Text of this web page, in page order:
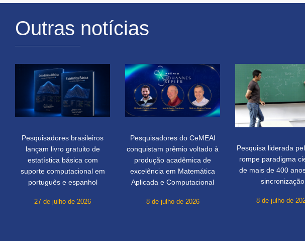
Outras notícias
Pesquisadores brasileiros
lançam livro gratuito de
estatística básica com
suporte computacional em
português e espanhol
27 de julho de 2026
Pesquisadores do CeMEAI
conquistam prêmio voltado à
produção acadêmica de
excelência em Matemática
Aplicada e Computacional
8 de julho de 2026
Pesquisa liderada
rompe paradigma
de mais de 400
sincronização
8 de julho de